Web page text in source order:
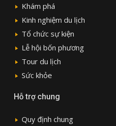
Khám phá
Kinh nghiệm du lịch
Tổ chức sự kiện
Lễ hội bốn phương
Tour du lịch
Sức khỏe
Hỗ trợ chung
Quy định chung